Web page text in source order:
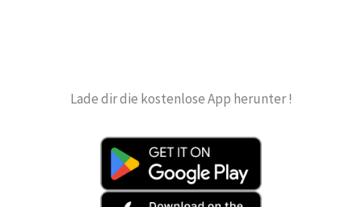
Lade dir die kostenlose App herunter !